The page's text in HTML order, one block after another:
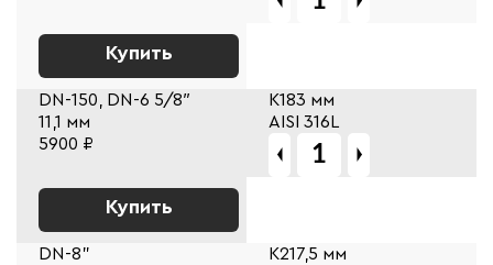
Купить
DN-150, DN-6 5/8″
К183 мм
11,1 мм
AISI 316L
5900 ₽
Купить
DN-8"
К217,5 мм